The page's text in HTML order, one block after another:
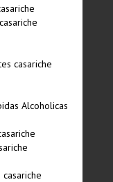
casariche
Alcoholicas